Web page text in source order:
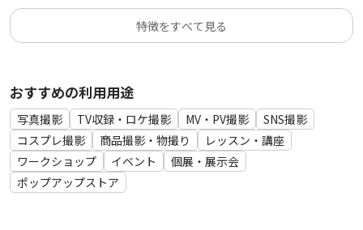
特徴をすべて見る
おすすめの利用用途
写真撮影 TV収録・ロケ撮影 MV・PV撮影
SNS撮影
コスプレ撮影
商品撮影・物撮り
レッスン・講座
ワークショップ
イベント
個展・展示会
ポップアップストア